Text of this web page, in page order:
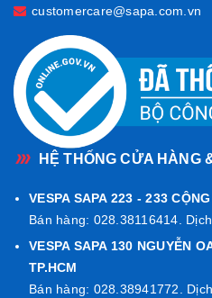
customercare@sapa.com.vn
HỆ THỐNG CỬA HÀNG
VESPA SAPA 223 - 233
Bán hàng: 028.38116414.
VESPA SAPA 130 NGUYỄN
TP.HCM
Bán hàng: 028.38941772.